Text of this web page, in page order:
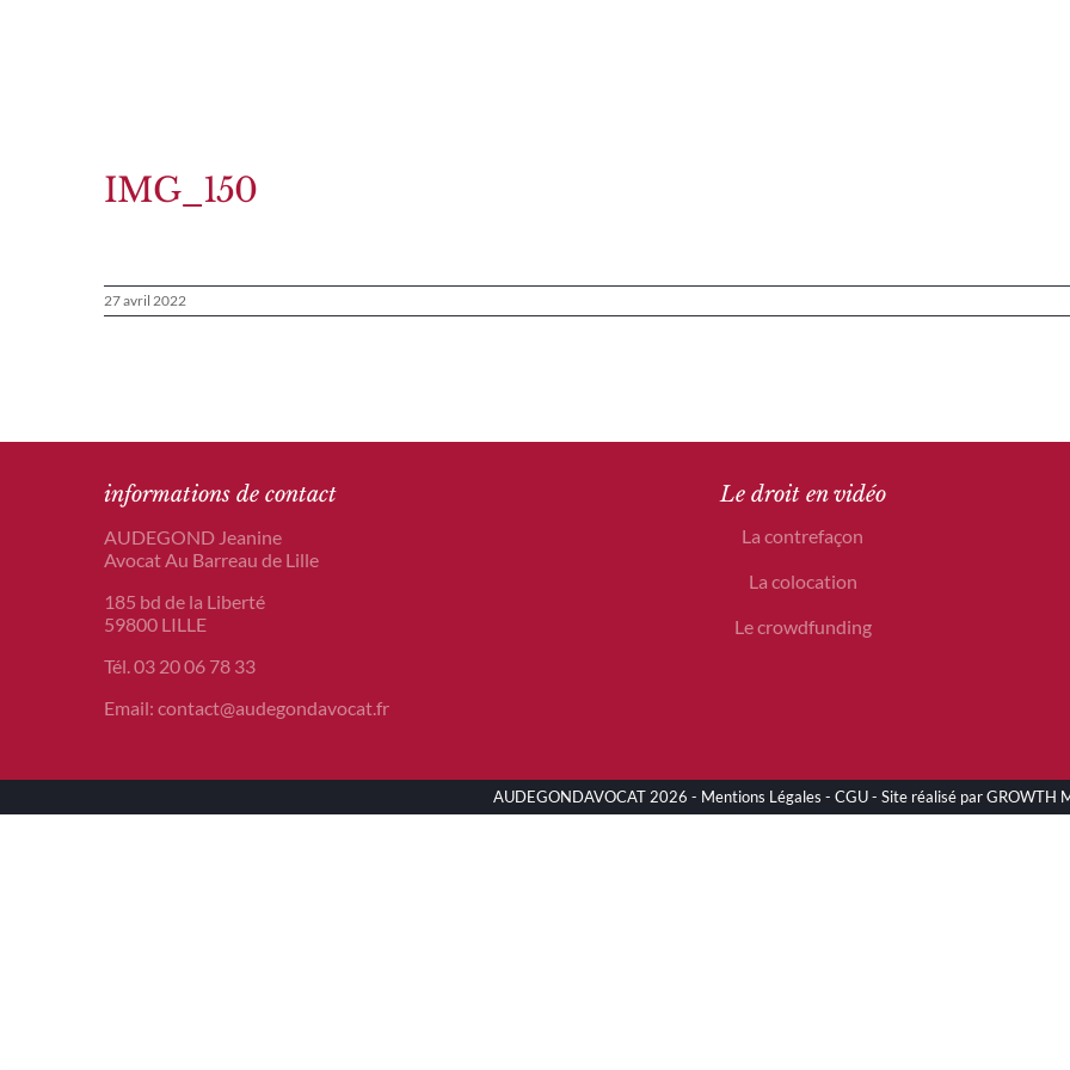
IMG_150
27 avril 2022
informations de contact
AUDEGOND Jeanine
Avocat Au Barreau de Lille
185 bd de la Liberté
59800 LILLE
Tél. 03 20 06 78 33
Email: contact@audegondavocat.fr
Le droit en vidéo
La contrefaçon
La colocation
Le crowdfunding
AUDEGONDAVOCAT 2026 - Mentions Légales - CGU- Site réalisé par GROWTH